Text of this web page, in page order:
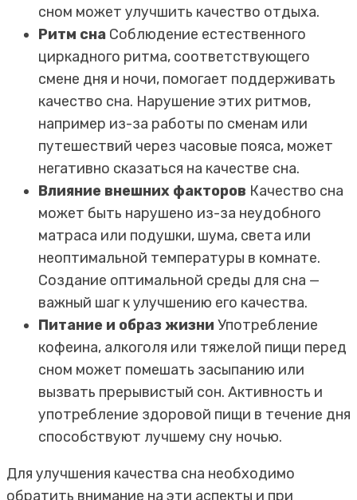
сном может улучшить качество отдыха.
Ритм сна Соблюдение естественного
циркадного ритма, соответствующего
смене дня и ночи, помогает поддерживать
качество сна. Нарушение этих ритмов,
например из-за работы по сменам или
путешествий через часовые пояса, может
негативно сказаться на качестве сна.
Влияние внешних факторов Качество сна
может быть нарушено из-за неудобного
матраса или подушки, шума, света или
неоптимальной температуры в комнате.
Создание оптимальной среды для сна —
важный шаг к улучшению его качества.
Питание и образ жизни Употребление
кофеина, алкоголя или тяжелой пищи перед
сном может помешать засыпанию или
вызвать прерывистый сон. Активность и
употребление здоровой пищи в течение дня
способствуют лучшему сну ночью.
Для улучшения качества сна необходимо
обратить внимание на эти аспекты и при